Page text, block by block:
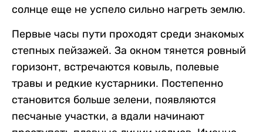
солнце еще не успело сильно нагреть землю.
Первые часы пути проходят среди знакомых
степных пейзажей. За окном тянется ровный
горизонт, встречаются ковыль, полевые
травы и редкие кустарники. Постепенно
становится больше зелени, появляются
песчаные участки, а вдали начинают